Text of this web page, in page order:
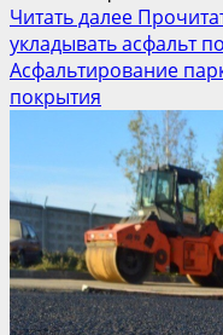
Читать далее
укладывать асфальт
Асфальтирование
покрытия